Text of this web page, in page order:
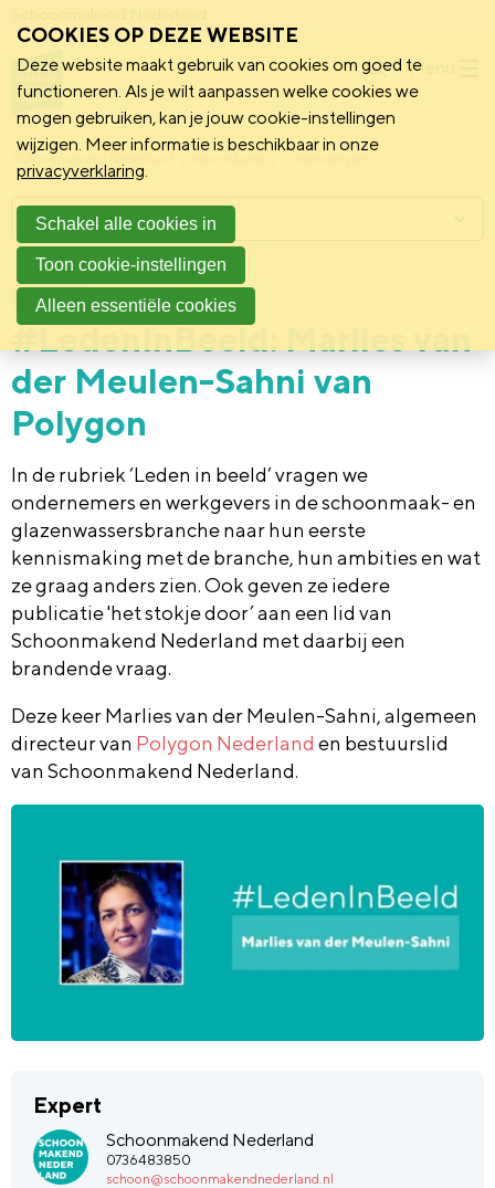
Menu
Schoonmakend Nederland
Vereniging 20 juni 2024
#LedenInBeeld: Marlies van
der Meulen-Sahni van
Polygon
In de rubriek ‘Leden in beeld’ vragen we
ondernemers en werkgevers in de schoonmaak- en
glazenwassersbranche naar hun eerste
kennismaking met de branche, hun ambities en wat
ze graag anders zien. Ook geven ze iedere
publicatie 'het stokje door’ aan een lid van
Schoonmakend Nederland met daarbij een
brandende vraag.
Deze keer Marlies van der Meulen-Sahni, algemeen
directeur van Polygon Nederland en bestuurslid
van Schoonmakend Nederland.
Expert
Schoonmakend Nederland
0736483850
schoon@schoonmakendnederland.nl
Menu
COOKIES OP DEZE WEBSITE
Deze website maakt gebruik van cookies om goed te
functioneren. Als je wilt aanpassen welke cookies we
mogen gebruiken, kan je jouw cookie-instellingen
wijzigen. Meer informatie is beschikbaar in onze
privacyverklaring.
Schakel alle cookies in
Toon cookie-instellingen
Alleen essentiële cookies